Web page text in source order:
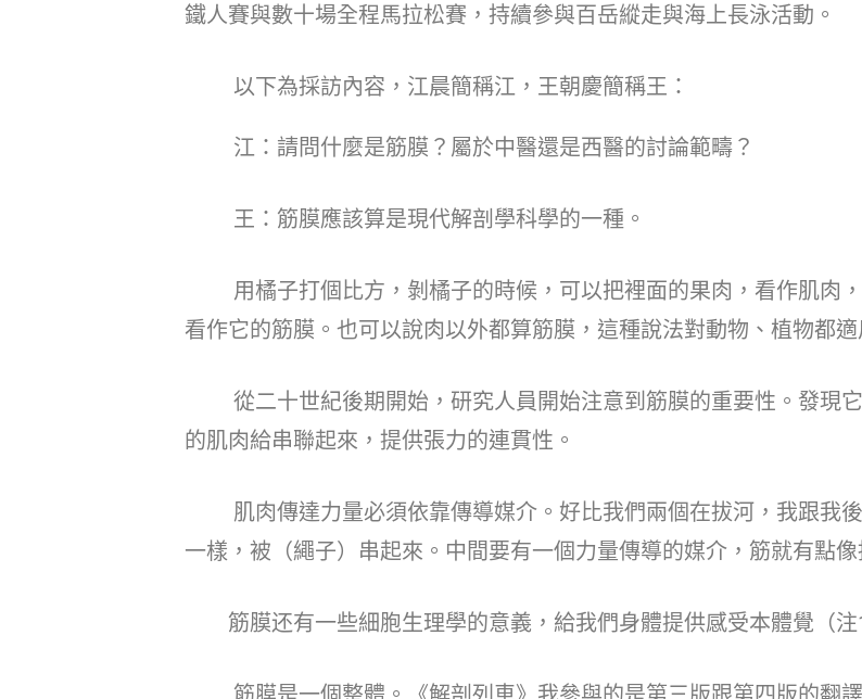
鐵人賽與數十場全程馬拉松賽，持續參與百岳縱走與海上長泳活動。
以下為採訪內容，江晨簡稱江，王朝慶簡稱王：
江：請問什麼是筋膜？屬於中醫還是西醫的討論範疇？
王：筋膜應該算是現代解剖學科學的一種。
用橘子打個比方，剝橘子的時候，可以把裡面的果肉，看作肌肉
看作它的筋膜。也可以說肉以外都算筋膜，這種說法對動物、植物都適
從二十世紀後期開始，研究人員開始注意到筋膜的重要性。發現
的肌肉給串聯起來，提供張力的連貫性。
肌肉傳達力量必須依靠傳導媒介。好比我們兩個在拔河，我跟我
一樣，被（繩子）串起來。中間要有一個力量傳導的媒介，筋就有點像
筋膜还有一些細胞生理學的意義，給我們身體提供感受本體覺（注